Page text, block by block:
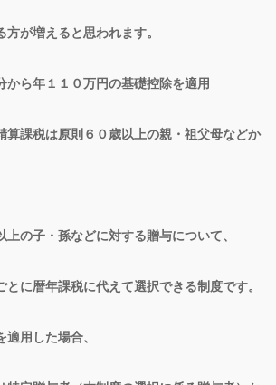
方が増えると思われます。
ら年１１０万円の基礎控除を適用
算課税は原則６０歳以上の親・祖父母などか
上の子・孫などに対する贈与について、
とに暦年課税に代えて選択できる制度です。
適用した場合、